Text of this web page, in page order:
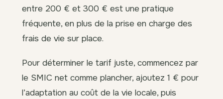
entre 200 € et 300 € est une pratique
fréquente, en plus de la prise en charge des
frais de vie sur place.
Pour déterminer le tarif juste, commencez par
le SMIC net comme plancher, ajoutez 1 € pour
l’adaptation au coût de la vie locale, puis